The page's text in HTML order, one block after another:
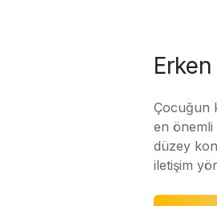
Çocuğun
en
düzey
iletişim